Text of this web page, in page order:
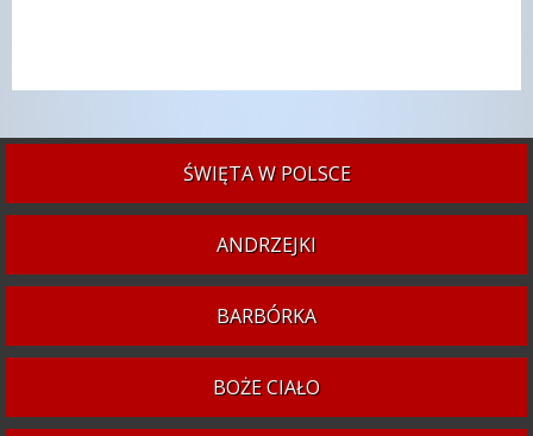
ŚWIĘTA W POLSCE
ANDRZEJKI
BARBÓRKA
BOŻE CIAŁO